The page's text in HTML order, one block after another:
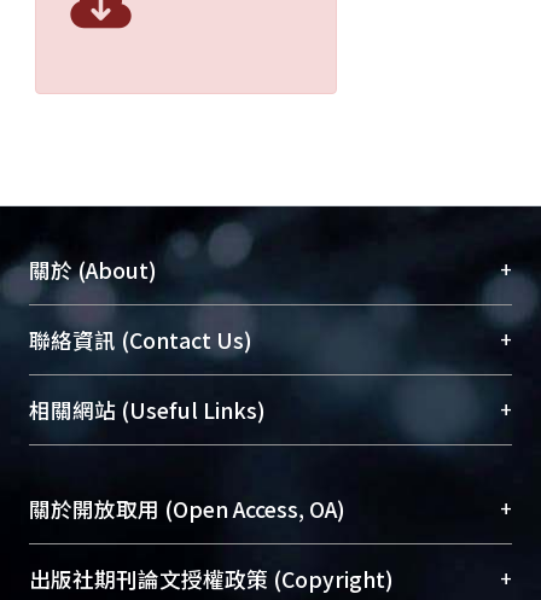
關於 (About) +
臺大位居世界頂尖大學之列，為永久珍藏及向國際
展現本校豐碩的研究成果及學術能量，圖書館整合
機構典藏（NTUR）與學術庫（AH）不同功能平
台，成為臺大學術典藏NTU scholars。期能整合研
究能量、促進交流合作、保存學術產出、推廣研究
成果。
To permanently archive and promote researcher
profiles and scholarly works, Library integrates the
聯絡資訊 (Contact Us) +
總館學科館員(Main Library)
醫學圖書館學科館員(Medical Library)
Sciences Library)
相關網站 (Useful Links) +
關於開放取用 (Open Access, OA) +
開放取用是從使用者角度提升資訊取用性的社會運
出版社期刊論文授權政策 (Copyright) +